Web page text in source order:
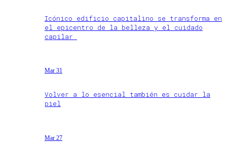
Icónico edificio capitalino se transforma en
el epicentro de la belleza y el cuidado
capilar
Mar 31
Volver a lo esencial también es cuidar la
piel
Mar 27